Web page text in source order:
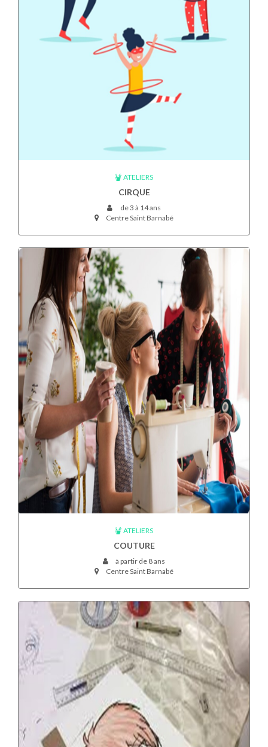
ATELIERS
CIRQUE
de 3 à 14 ans
Centre Saint Barnabé
ATELIERS
COUTURE
à partir de 8 ans
Centre Saint Barnabé